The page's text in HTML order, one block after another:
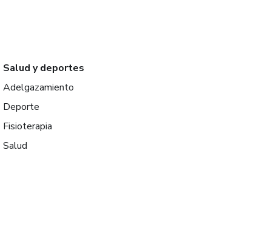
Salud y deportes
Adelgazamiento
Deporte
Fisioterapia
Salud